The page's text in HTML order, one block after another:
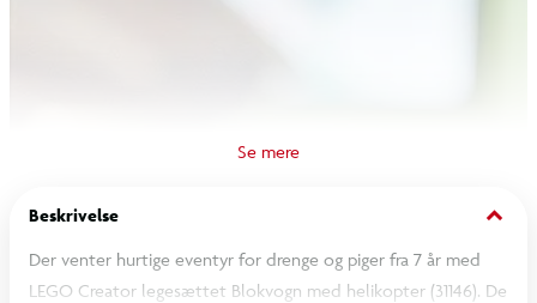
Beskrivelse keyboard_arrow_down
Der venter hurtige eventyr for drenge og piger fra 7 år med
LEGO Creator legesættet Blokvogn med helikopter (31146). De